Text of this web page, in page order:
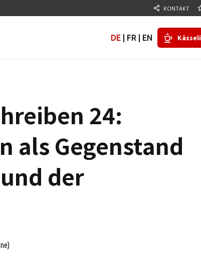
KONTAKT
DE FR EN Kässeli
24:
als Gegenstand
der